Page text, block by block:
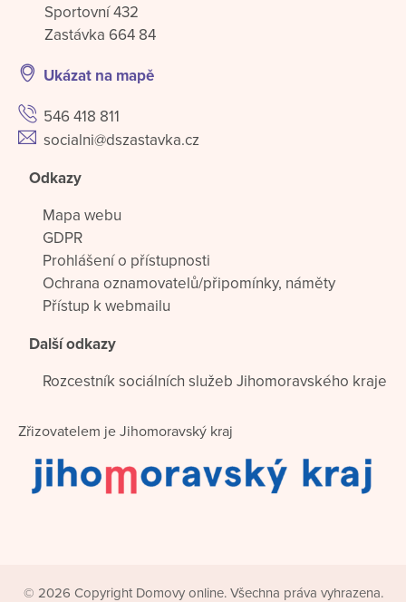
Sportovní 432
Zastávka 664 84
Ukázat na mapě
546 418 811
socialni@dszastavka.cz
Odkazy
Mapa webu
GDPR
Prohlášení o přístupnosti
Ochrana oznamovatelů/připomínky, náměty
Přístup k webmailu
Další odkazy
Rozcestník sociálních služeb Jihomoravského kraje
Zřizovatelem je Jihomoravský kraj
© 2026 Copyright Domovy online. Všechna práva vyhrazena.